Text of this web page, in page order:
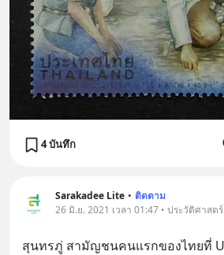
4 บันทึก
Sarakadee Lite • ติดตาม
26 มิ.ย. 2021 เวลา 01:47 • ประวัติศาสตร์
สุนทรภู่ สามัญชนคนแรกของไทยที่